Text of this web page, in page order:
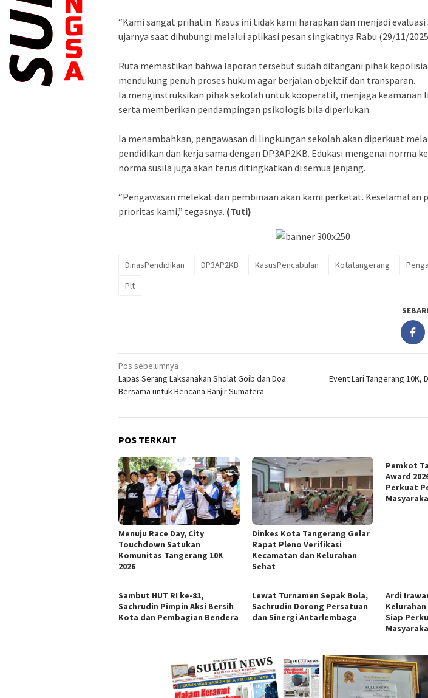
‎“Kami sangat prihatin. Kasus ini tidak kami harapkan dan menjadi evaluasi
ujarnya saat dihubungi melalui aplikasi pesan singkatnya Rabu (29/11/
‎Ruta memastikan bahwa laporan tersebut sudah ditangani pihak
mendukung penuh proses hukum agar berjalan objektif dan transparan.
‎‎Ia menginstruksikan pihak sekolah untuk kooperatif, menjaga keamanan
serta memberikan pendampingan psikologis bila diperlukan.
‎Ia menambahkan, pengawasan di lingkungan sekolah akan diperkuat
pendidikan dan kerja sama dengan DP3AP2KB. Edukasi mengenai norma
norma susila juga akan terus ditingkatkan di semua jenjang.
‎“Pengawasan melekat dan pembinaan akan kami perketat. Keselamatan
prioritas kami,” tegasnya. (Tuti)
DinasPendidikan DP3AP2KB KasusPencabulan Kotatangerang
Plt
Navigasi
pos
Pos sebelumnya
Lapas Serang Laksanakan Sholat Goib dan Doa
Bersama untuk Bencana Banjir Sumatera
Event Lari Tangerang 10K,
POS TERKAIT
Menuju Race Day, City
Touchdown Satukan
Komunitas Tangerang 10K
2026
Dinkes Kota Tangerang Gelar
Rapat Pleno Verifikasi
Kecamatan dan Kelurahan
Sehat
Pemkot
Award
Perkuat
Sambut HUT RI ke-81,
Sachrudin Pimpin Aksi Bersih
Kota dan Pembagian Bendera
Lewat Turnamen Sepak Bola,
Sachrudin Dorong Persatuan
dan Sinergi Antarlembaga
Ardi
Siap